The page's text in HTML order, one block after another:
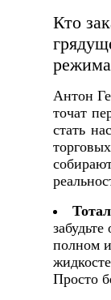
Кто
режима
Антон
точат
стать
полном
Просто